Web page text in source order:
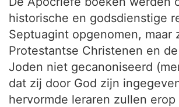
historische en godsdienstige
Septuagint opgenomen, maar
Protestantse Christenen en
Joden niet gecanoniseerd
dat zij door God zijn
hervormde leraren zullen